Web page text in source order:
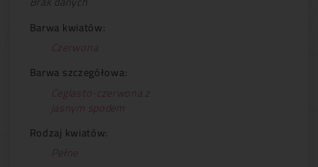
Barwa kwiatów:
Czerwona
Barwa szczegółowa:
Ceglasto-czerwona z
jasnym spodem
Rodzaj kwiatów:
Pełne